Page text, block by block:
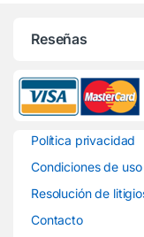
Reseñas
Política privacidad
Condiciones de uso
Resolución de
Contacto